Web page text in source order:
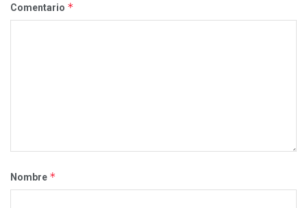
Comentario *
Nombre *